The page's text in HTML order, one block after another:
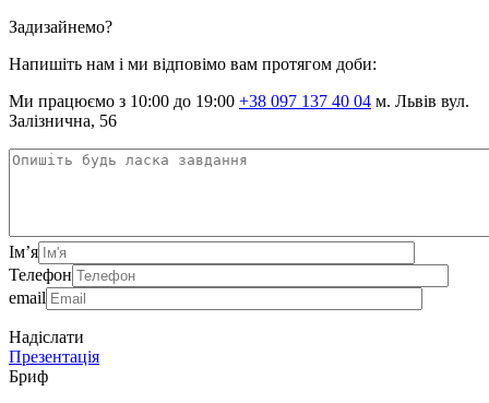
Задизайнемо?
Напишіть нам і ми відповімо вам протягом доби:
Ми працюємо з 10:00 до 19:00 +38 097 137 40 04 м. Львів вул.
Залізнична, 56
Ім’я
Телефон
email
Надіслати
Презентація
Бриф